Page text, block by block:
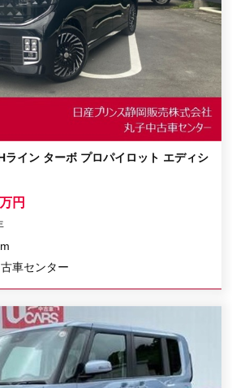
ライン ターボ プロパイロット エディシ
円
車センター